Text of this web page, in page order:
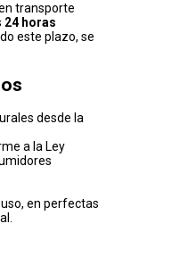
transporte
24 horas
este plazo, se
desde la
a la Ley
en perfectas